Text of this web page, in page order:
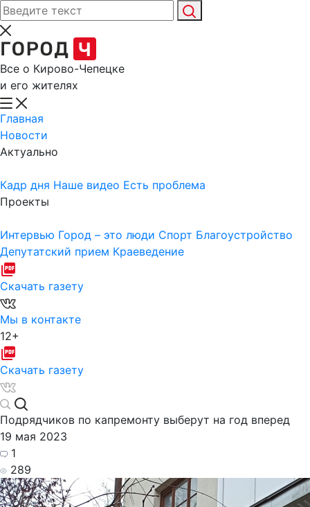
Все о Кирово-Чепецке
и его жителях
Главная
Новости
Актуально
Кадр дня Наше видео Есть проблема
Проекты
Интервью Город – это люди Спорт Благоустройство
Депутатский прием Краеведение
Скачать газету
Мы в контакте
12+
Скачать газету
Подрядчиков по капремонту выберут на год вперед
19 мая 2023
1
289